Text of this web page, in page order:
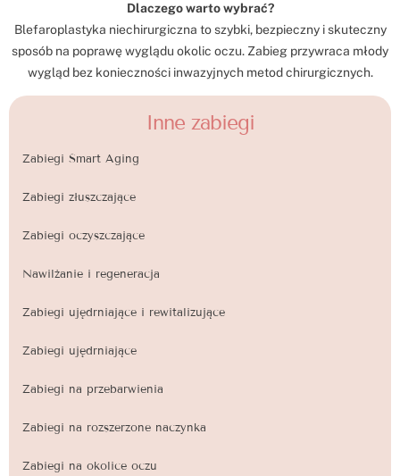
Inne zabiegi
Zabiegi Smart Aging
Zabiegi złuszczające
Zabiegi oczyszczające
Nawilżanie i regeneracja
Zabiegi ujędrniające i rewitalizujące
Zabiegi ujędrniające
Zabiegi na przebarwienia
Zabiegi na rozszerzone naczynka
Zabiegi na okolice oczu
Dlaczego warto wybrać?
Blefaroplastyka niechirurgiczna to szybki, bezpieczny i skuteczny
sposób na poprawę wyglądu okolic oczu. Zabieg przywraca młody
wygląd bez konieczności inwazyjnych metod chirurgicznych.